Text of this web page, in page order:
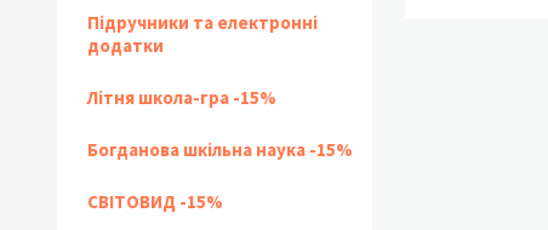
Підручники та електронні
додатки
Літня школа-гра -15%
Богданова шкільна наука -15%
СВІТОВИД -15%